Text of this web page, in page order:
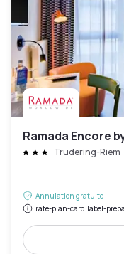
Ramada Encore
Trudering-Riem
Annulation gratuite
rate-plan-card.label-